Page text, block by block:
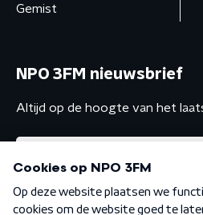
Gemist
NPO 3FM nieuwsbrief
Altijd op de hoogte van het